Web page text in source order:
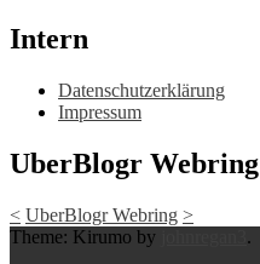
Intern
Datenschutzerklärung
Impressum
UberBlogr Webring
< UberBlogr Webring >
Theme: Kirumo by
.